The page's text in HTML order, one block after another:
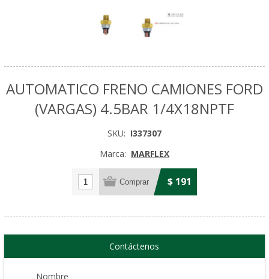
AUTOMATICO FRENO CAMIONES FORD
(VARGAS) 4.5BAR 1/4X18NPTF
SKU: I337307
Marca: MARFLEX
$ 191
Contáctenos
Nombre